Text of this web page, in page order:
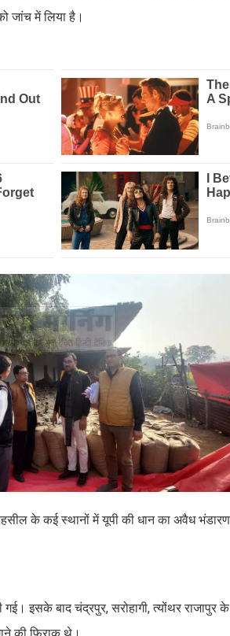
जांच में लिया है।
के कई स्थानों में यूपी की धान का अवैध
गई। इसके बाद चंद्रपुर, सरोहागी, त्योंथर
की फिराक थे।